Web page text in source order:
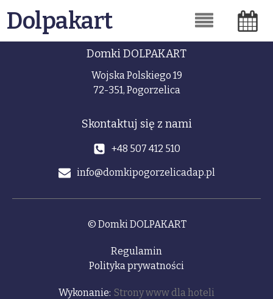
Dolpakart
Domki DOLPAKART
Wojska Polskiego 19
72-351, Pogorzelica
Skontaktuj się z nami
+48 507 412 510
info@domkipogorzelicadap.pl
© Domki DOLPAKART
Regulamin
Polityka prywatności
Wykonanie: Strony www dla hoteli